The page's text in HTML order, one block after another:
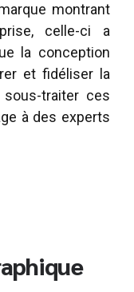
montrant
celle-ci a
la conception
et fidéliser la
traiter ces
à des experts